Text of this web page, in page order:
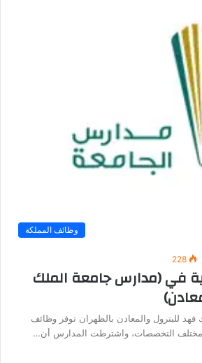
وظائف المملكة
228
في (مدارس جامعة الملك
للبترول والمعادن بالظهران توفر وظائف
مختلف التخصصات، واشترطت المدارس أن…